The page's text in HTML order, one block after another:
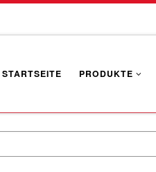
STARTSEITE PRODUKTE